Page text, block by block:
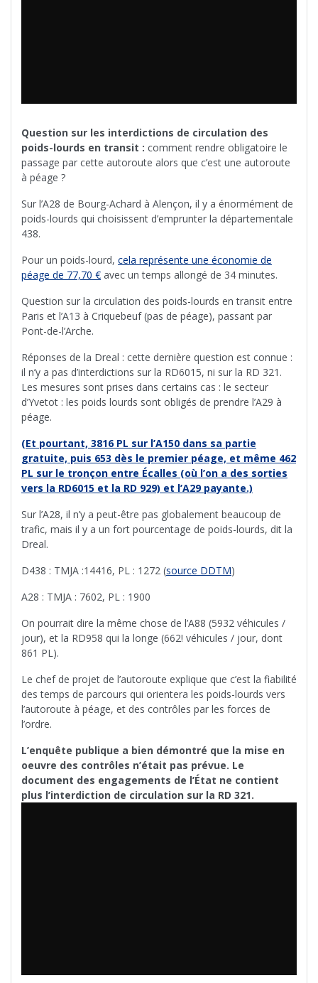
Question sur les interdictions de circulation des
poids-lourds en transit : comment rendre obligatoire le
passage par cette autoroute alors que c’est une autoroute
à péage ?
Sur l’A28 de Bourg-Achard à Alençon, il y a énormément de
poids-lourds qui choisissent d’emprunter la départementale
438.
Pour un poids-lourd, cela représente une économie de
péage de 77,70 € avec un temps allongé de 34 minutes.
Question sur la circulation des poids-lourds en transit entre
Paris et l’A13 à Criquebeuf (pas de péage), passant par
Pont-de-l’Arche.
Réponses de la Dreal : cette dernière question est connue :
il n’y a pas d’interdictions sur la RD6015, ni sur la RD 321.
Les mesures sont prises dans certains cas : le secteur
d’Yvetot : les poids lourds sont obligés de prendre l’A29 à
péage.
(Et pourtant, 3816 PL sur l’A150 dans sa partie
gratuite, puis 653 dès le premier péage, et même 462
PL sur le tronçon entre Écalles (où l’on a des sorties
vers la RD6015 et la RD 929) et l’A29 payante.)
Sur l’A28, il n’y a peut-être pas globalement beaucoup de
trafic, mais il y a un fort pourcentage de poids-lourds, dit la
Dreal.
D438 : TMJA :14416, PL : 1272 (source DDTM)
A28 : TMJA : 7602, PL : 1900
On pourrait dire la même chose de l’A88 (5932 véhicules /
jour), et la RD958 qui la longe (662! véhicules / jour, dont
861 PL).
Le chef de projet de l’autoroute explique que c’est la fiabilité
des temps de parcours qui orientera les poids-lourds vers
l’autoroute à péage, et des contrôles par les forces de
l’ordre.
L’enquête publique a bien démontré que la mise en
oeuvre des contrôles n’était pas prévue. Le
document des engagements de l’État ne contient
plus l’interdiction de circulation sur la RD 321.